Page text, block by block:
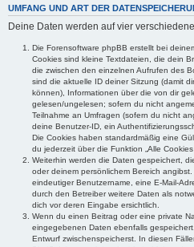
UMFANG UND ART DER
Deine Daten werden auf vier
Die Forensoftware phpBB erstellt bei
Cookies sind kleine Textdateien, die dein
die zwischen den einzelnen Aufrufen des
sind die aktuelle ID deiner Sitzung (damit
können), Informationen über die von dir
gelesen/ungelesen; sofern du nicht
Teilnahme an Umfragen (sofern du nicht
deine Benutzer-ID, ein
Die Cookies haben standardmäßig eine
du jederzeit über die Funktion „Alle
Weiterhin werden die Daten gespeichert,
oder deinem persönlichem Bereich
eindeutiger Benutzername, eine E-Mail-
durch den Betreiber weitere Daten als
dich vor deren Eingabe ersichtlich.
Wenn du einen Beitrag oder eine private
eingegebenen Daten ebenfalls
Entwurf zwischenspeicherst. In diesen